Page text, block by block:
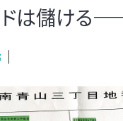
は儲ける